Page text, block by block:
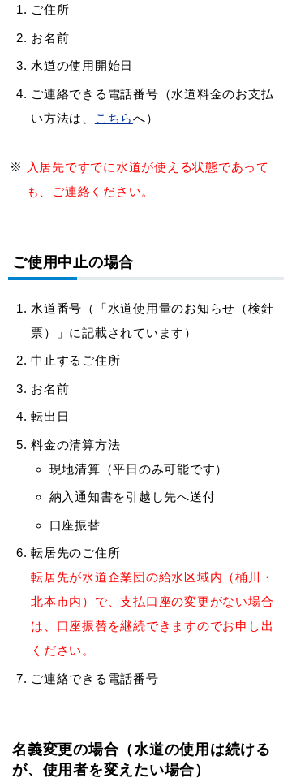
ご住所
お名前
水道の使用開始日
ご連絡できる電話番号（水道料金のお支払
い方法は、
こちらへ）
入居先ですでに水道が使える状態であって
も、ご連絡ください。
ご使用中止の場合
水道番号（「水道使用量のお知らせ（検針
票）」に記載されています）
中止するご住所
お名前
転出日
料金の清算方法
現地清算（平日のみ可能です）
納入通知書を引越し先へ送付
口座振替
転居先のご住所
転居先が水道企業団の給水区域内（桶川・
北本市内）で、支払口座の変更がない場合
は、口座振替を継続できますのでお申し出
ください。
ご連絡できる電話番号
名義変更の場合（水道の使用は続ける
が、使用者を変えたい場合）